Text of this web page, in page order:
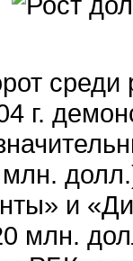
среди
г.
и
млн.